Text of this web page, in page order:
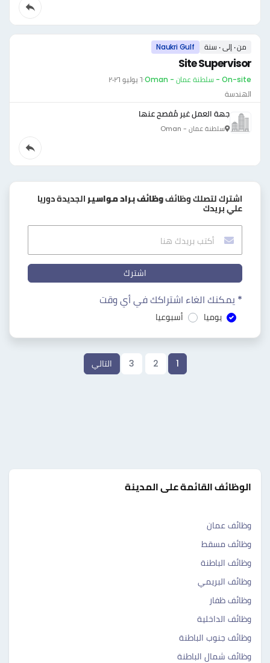
من ٠ إلى ٠ سنة Naukri Gulf
Site Supervisor
On-site - سلطنة عمان - Oman ·٦ يوليو ٢٠٢٦
الهندسة
جهة العمل غير مُفصح عنها
سلطنة عمان - Oman
اشترك لتصلك وظائفوظائف براد مواسير الجديدة دوريا
علي بريدك
اشترك
* يمكنك الغاء اشتراكك في أي وقت
يوميا أسبوعيا
1
2
3 التالي
الوظائف القائمة على المدينة
وظائف عمان
وظائف مسقط
وظائف الباطنة
وظائف البريمي
وظائف ظفار
وظائف الداخلية
وظائف جنوب الباطنة
وظائف شمال الباطنة